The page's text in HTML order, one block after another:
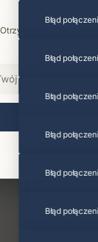
Otrzymuj info o
Błąd
Błąd
Błąd
Błąd
Błąd
Błąd